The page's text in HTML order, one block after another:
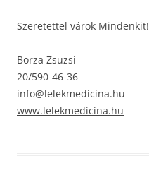
Szeretettel várok Mindenkit!
Borza Zsuzsi
20/590-46-36
info@lelekmedicina.hu
www.lelekmedicina.hu